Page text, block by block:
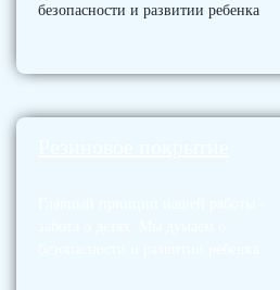
безопасности и развитии ребенка